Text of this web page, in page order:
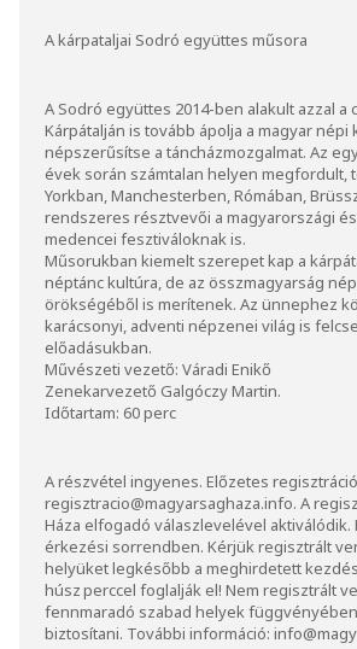
A kárpataljai Sodró együttes műsora
A Sodró együttes 2014-ben alakult azzal a
Kárpátalján is tovább ápolja a magyar népi
népszerűsítse a táncházmozgalmat. Az
évek során számtalan helyen megfordult,
Yorkban, Manchesterben, Rómában,
rendszeres résztvevői a magyarországi
medencei fesztiváloknak is.
Műsorukban kiemelt szerepet kap a
néptánc kultúra, de az összmagyarság
örökségéből is merítenek. Az ünnephez
karácsonyi, adventi népzenei világ is
előadásukban.
Művészeti vezető: Váradi Enikő
Zenekarvezető Galgóczy Martin.
Időtartam: 60 perc
A részvétel ingyenes. Előzetes
regisztracio@magyarsaghaza.info. A
Háza elfogadó válaszlevelével aktiválódik.
érkezési sorrendben. Kérjük regisztrált
helyüket legkésőbb a meghirdetett
húsz perccel foglalják el! Nem regisztrált
fennmaradó szabad helyek
biztosítani. További információ: